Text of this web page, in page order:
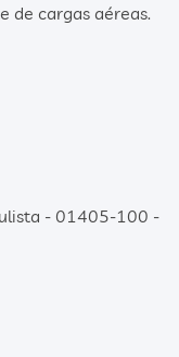
de cargas aéreas.
- 01405-100 -